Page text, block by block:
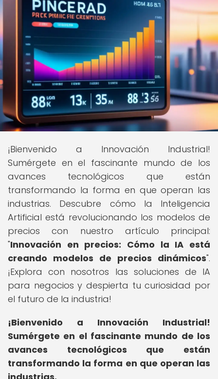
¡Bienvenido a Innovación Industrial!
Sumérgete en el fascinante mundo de los
avances tecnológicos que están
transformando la forma en que operan las
industrias. Descubre cómo la Inteligencia
Artificial está revolucionando los modelos de
precios con nuestro artículo principal:
"Innovación en precios: Cómo la IA está
creando modelos de precios dinámicos".
¡Explora con nosotros las soluciones de IA
para negocios y despierta tu curiosidad por
el futuro de la industria!
¡Bienvenido a Innovación Industrial!
Sumérgete en el fascinante mundo de los
avances tecnológicos que están
transformando la forma en que operan las